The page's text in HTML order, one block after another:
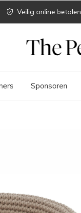
Sponsoren
Veilig online betalen